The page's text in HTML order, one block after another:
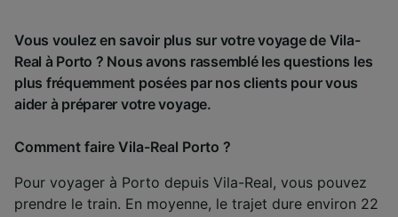
Vous voulez en savoir plus sur votre voyage de Vila-
Real à Porto ? Nous avons rassemblé les questions les
plus fréquemment posées par nos clients pour vous
aider à préparer votre voyage.
Comment faire Vila-Real Porto ?
Pour voyager à Porto depuis Vila-Real, vous pouvez
prendre le train. En moyenne, le trajet dure environ 22